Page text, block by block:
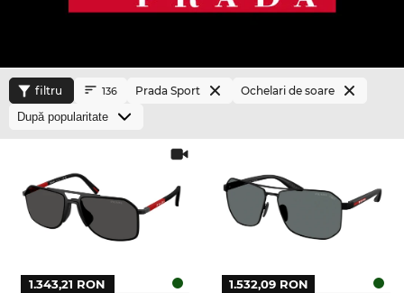
filtru 136 Prada Sport Ochelari de soare
1.343,21 RON 1.532,09 RON